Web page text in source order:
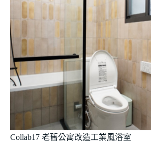
Collab17 老舊公寓改造工業風浴室